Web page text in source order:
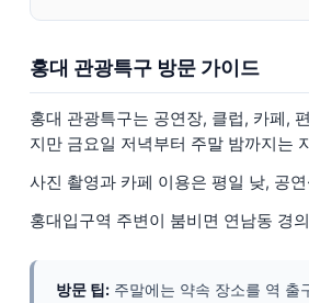
홍대 관광특구 방문 가이드
홍대 관광특구는 공연장, 클럽, 카페,
지만 금요일 저녁부터 주말 밤까지는
사진 촬영과 카페 이용은 평일 낮, 공
홍대입구역 주변이 붐비면 연남동 경
방문 팁: 주말에는 약속 장소를 역 출